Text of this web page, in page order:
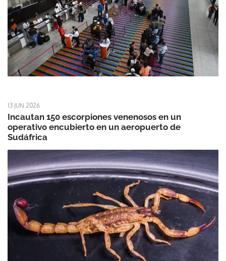
13 JUN 2026
Incautan 150 escorpiones venenosos en un
operativo encubierto en un aeropuerto de
Sudáfrica